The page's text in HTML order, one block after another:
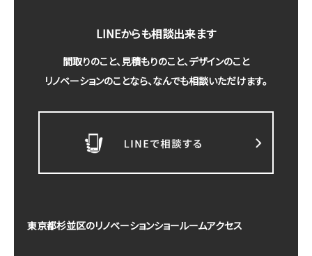
LINEからも相談出来ます
間取りのこと、見積もりのこと、デザインのこと
リノベーションのことなら、なんでも相談いただけます。
東京都杉並区のリノベーションショールームアクセス